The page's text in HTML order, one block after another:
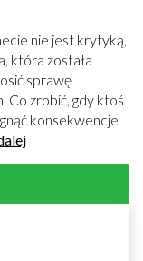
nie jest krytyką,
która została
sprawę
Co zrobić, gdy ktoś
konsekwencje